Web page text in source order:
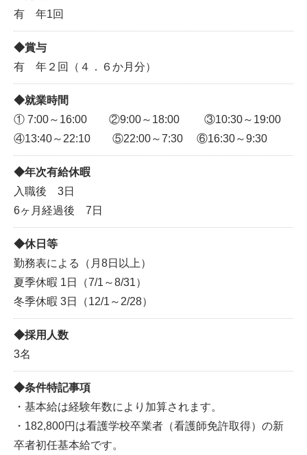
有 年1回
賞与
有 年２回（４．６か月分）
就業時間
① 7:00～16:00 ②9:00～18:00 ③10:30～19:00
④13:40～22:10 ⑤22:00～7:30 ⑥16:30～9:30
年次有給休暇
入職後 3日
6ヶ月経過後 7日
休日等
勤務表による（月8日以上）
夏季休暇 1日（7/1～8/31）
冬季休暇 3日（12/1～2/28）
採用人数
3名
条件特記事項
・基本給は経験年数により加算されます。
・182,800円は看護学校卒業者（看護師免許取得）の新
卒者初任基本給です。